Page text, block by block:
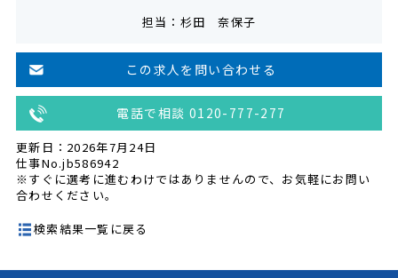
担当：杉田 奈保子
この求人を問い合わせる
電話で相談 0120-777-277
更新日：2026年7月24日
仕事No.jb586942
※すぐに選考に進むわけではありませんので、お気軽にお問い
合わせください。
検索結果一覧に戻る